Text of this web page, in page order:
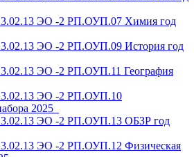
ЭО -2 РП.ОУП.07 Химия год
ЭО -2 РП.ОУП.09 История год
ЭО -2 РП.ОУП.11 География
ЭО -2 РП.ОУП.10
2025_
ЭО -2 РП.ОУП.13 ОБЗР год
ЭО -2 РП.ОУП.12 Физическая